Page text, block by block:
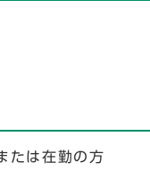
たは在勤の方